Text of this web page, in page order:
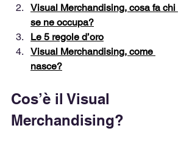
Visual Merchandising, cosa fa chi
se ne occupa?
Le 5 regole d’oro
Visual Merchandising, come
nasce?
Cos’è il Visual
Merchandising?